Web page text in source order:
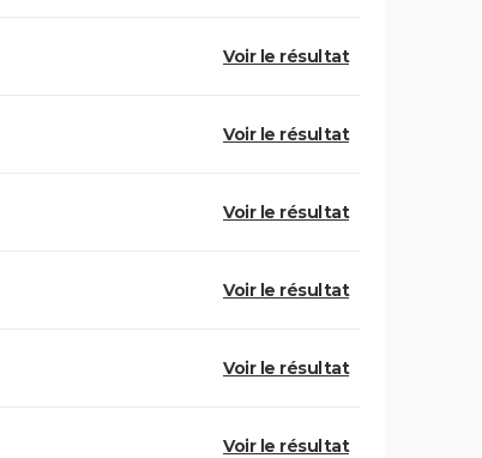
Voir le résultat
Voir le résultat
Voir le résultat
Voir le résultat
Voir le résultat
Voir le résultat